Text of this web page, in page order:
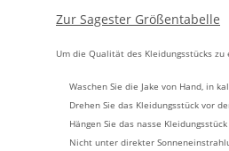
Zur Sagester Größentabelle
Um die Qualität des Kleidungsstücks
Waschen Sie die Jake von Hand, in
Drehen Sie das Kleidungsstück vor
Hängen Sie das nasse
Nicht unter direkter